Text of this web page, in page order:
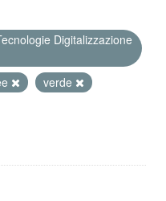
Digitalizzazione
verde